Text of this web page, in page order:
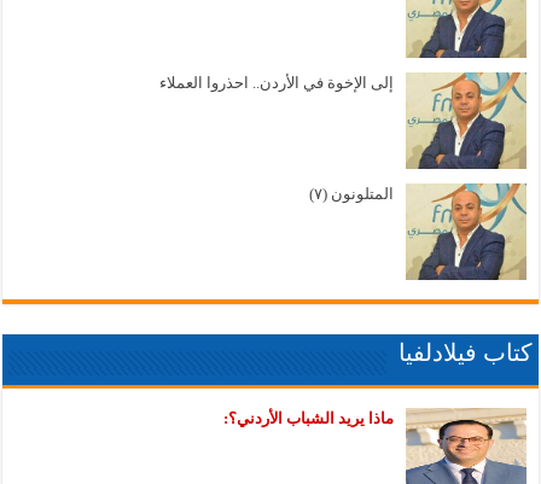
إلى الإخوة في الأردن.. احذروا العملاء
المتلونون (٧)
كتاب فيلادلفيا
ماذا يريد الشباب الأردني؟: